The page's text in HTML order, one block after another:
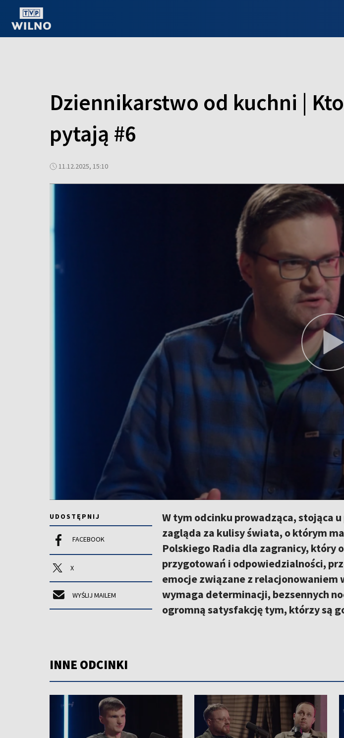
Dziennikarstwo od kuchni |
pytają #6
11.12.2025, 15:10
UDOSTĘPNIJ
FACEBOOK
X
WYŚLIJ MAILEM
W tym odcinku prowadząca, stojąca
zagląda za kulisy świata, o którym
Polskiego Radia dla zagranicy, który
przygotowań i odpowiedzialności,
emocje związane z relacjonowaniem
wymaga determinacji, bezsennych
ogromną satysfakcję tym, którzy są
INNE ODCINKI